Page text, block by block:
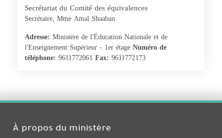
Secrétariat du Comité des équivalences
Secrétaire, Mme Amal Shaaban
Adresse: Ministère de l'Éducation Nationale et de
l'Enseignement Supérieur - 1er étageNuméro de
téléphone: 9611772061 Fax: 9611772173
À propos du ministère